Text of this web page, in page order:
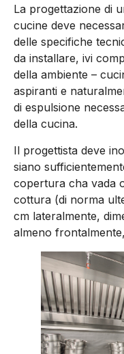
La progettazione di
cucine deve
delle specifiche
da installare, ivi
della ambiente –
aspiranti e
di espulsione
della cucina.
Il progettista deve
siano
copertura cha vada
cottura (di norma
cm lateralmente,
almeno